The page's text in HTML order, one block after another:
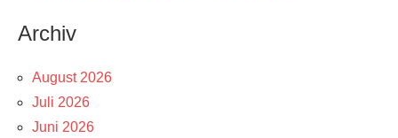
Archiv
August 2026
Juli 2026
Juni 2026